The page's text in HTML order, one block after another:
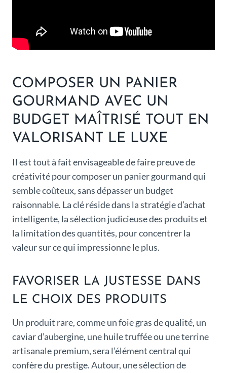
COMPOSER UN PANIER
GOURMAND AVEC UN
BUDGET MAÎTRISÉ TOUT EN
VALORISANT LE LUXE
Il est tout à fait envisageable de faire preuve de
créativité pour composer un panier gourmand qui
semble coûteux, sans dépasser un budget
raisonnable. La clé réside dans la stratégie d’achat
intelligente, la sélection judicieuse des produits et
la limitation des quantités, pour concentrer la
valeur sur ce qui impressionne le plus.
FAVORISER LA JUSTESSE DANS
LE CHOIX DES PRODUITS
Un produit rare, comme un foie gras de qualité, un
caviar d’aubergine, une huile truffée ou une terrine
artisanale premium, sera l’élément central qui
confère du prestige. Autour, une sélection de